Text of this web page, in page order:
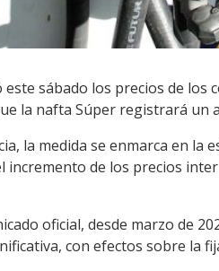
este sábado los precios de
la nafta Súper registrará un
la medida se enmarca en
incremento de los precios
oficial, desde marzo de
con efectos sobre la